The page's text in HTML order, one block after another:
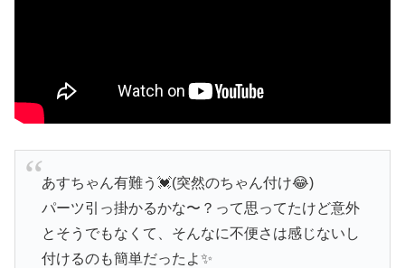
あすちゃん有難う💓(突然のちゃん付け😂)
パーツ引っ掛かるかな〜？って思ってたけど意外
とそうでもなくて、そんなに不便さは感じないし
付けるのも簡単だったよ✨